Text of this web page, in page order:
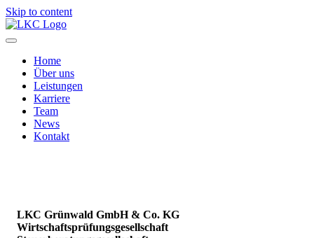
Skip to content
Home
Über uns
Leistungen
Karriere
Team
News
Kontakt
LKC Grünwald GmbH & Co. KG
Wirtschaftsprüfungsgesellschaft